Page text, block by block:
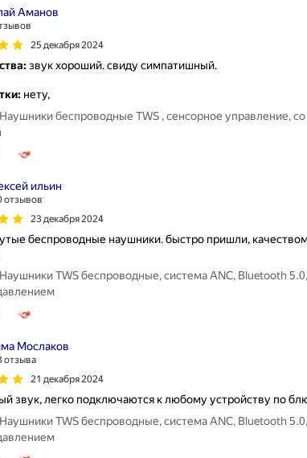
Аманов
25 декабря 2024
звук хороший. свиду симпатишный.
нету,
беспроводные TWS , сенсорное управление,
ильин
отзывов
23 декабря 2024
беспроводные наушники. быстро пришли,
TWS беспроводные, система ANC, Bluetooth
Мослаков
отзыва
21 декабря 2024
звук, легко подключаются к любому устройству по
TWS беспроводные, система ANC, Bluetooth